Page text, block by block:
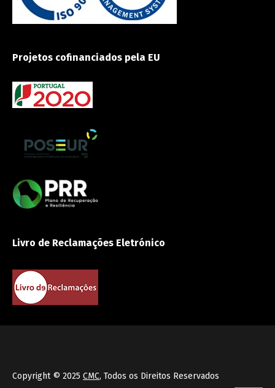
Projetos cofinanciados pela EU
Livro de Reclamações Eletrónico
Copyright © 2025 CMC, Todos os Direitos Reservados